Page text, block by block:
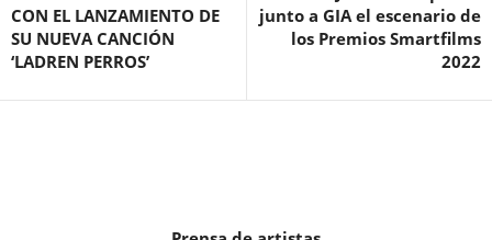
CON EL LANZAMIENTO DE
SU NUEVA CANCIÓN
‘LADREN PERROS’
junto a GIA el escenario de
los Premios Smartfilms
2022